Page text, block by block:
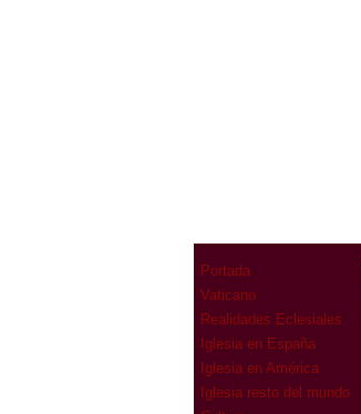
Portada
Vaticano
Realidades Eclesiales
Iglesia en España
Iglesia en América
Iglesia resto del mundo